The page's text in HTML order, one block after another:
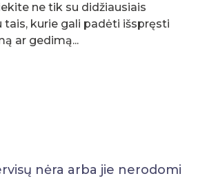
ne tik su didžiausiais
tais, kurie gali padėti išspręsti
ar gedimą...
nėra arba jie nerodomi